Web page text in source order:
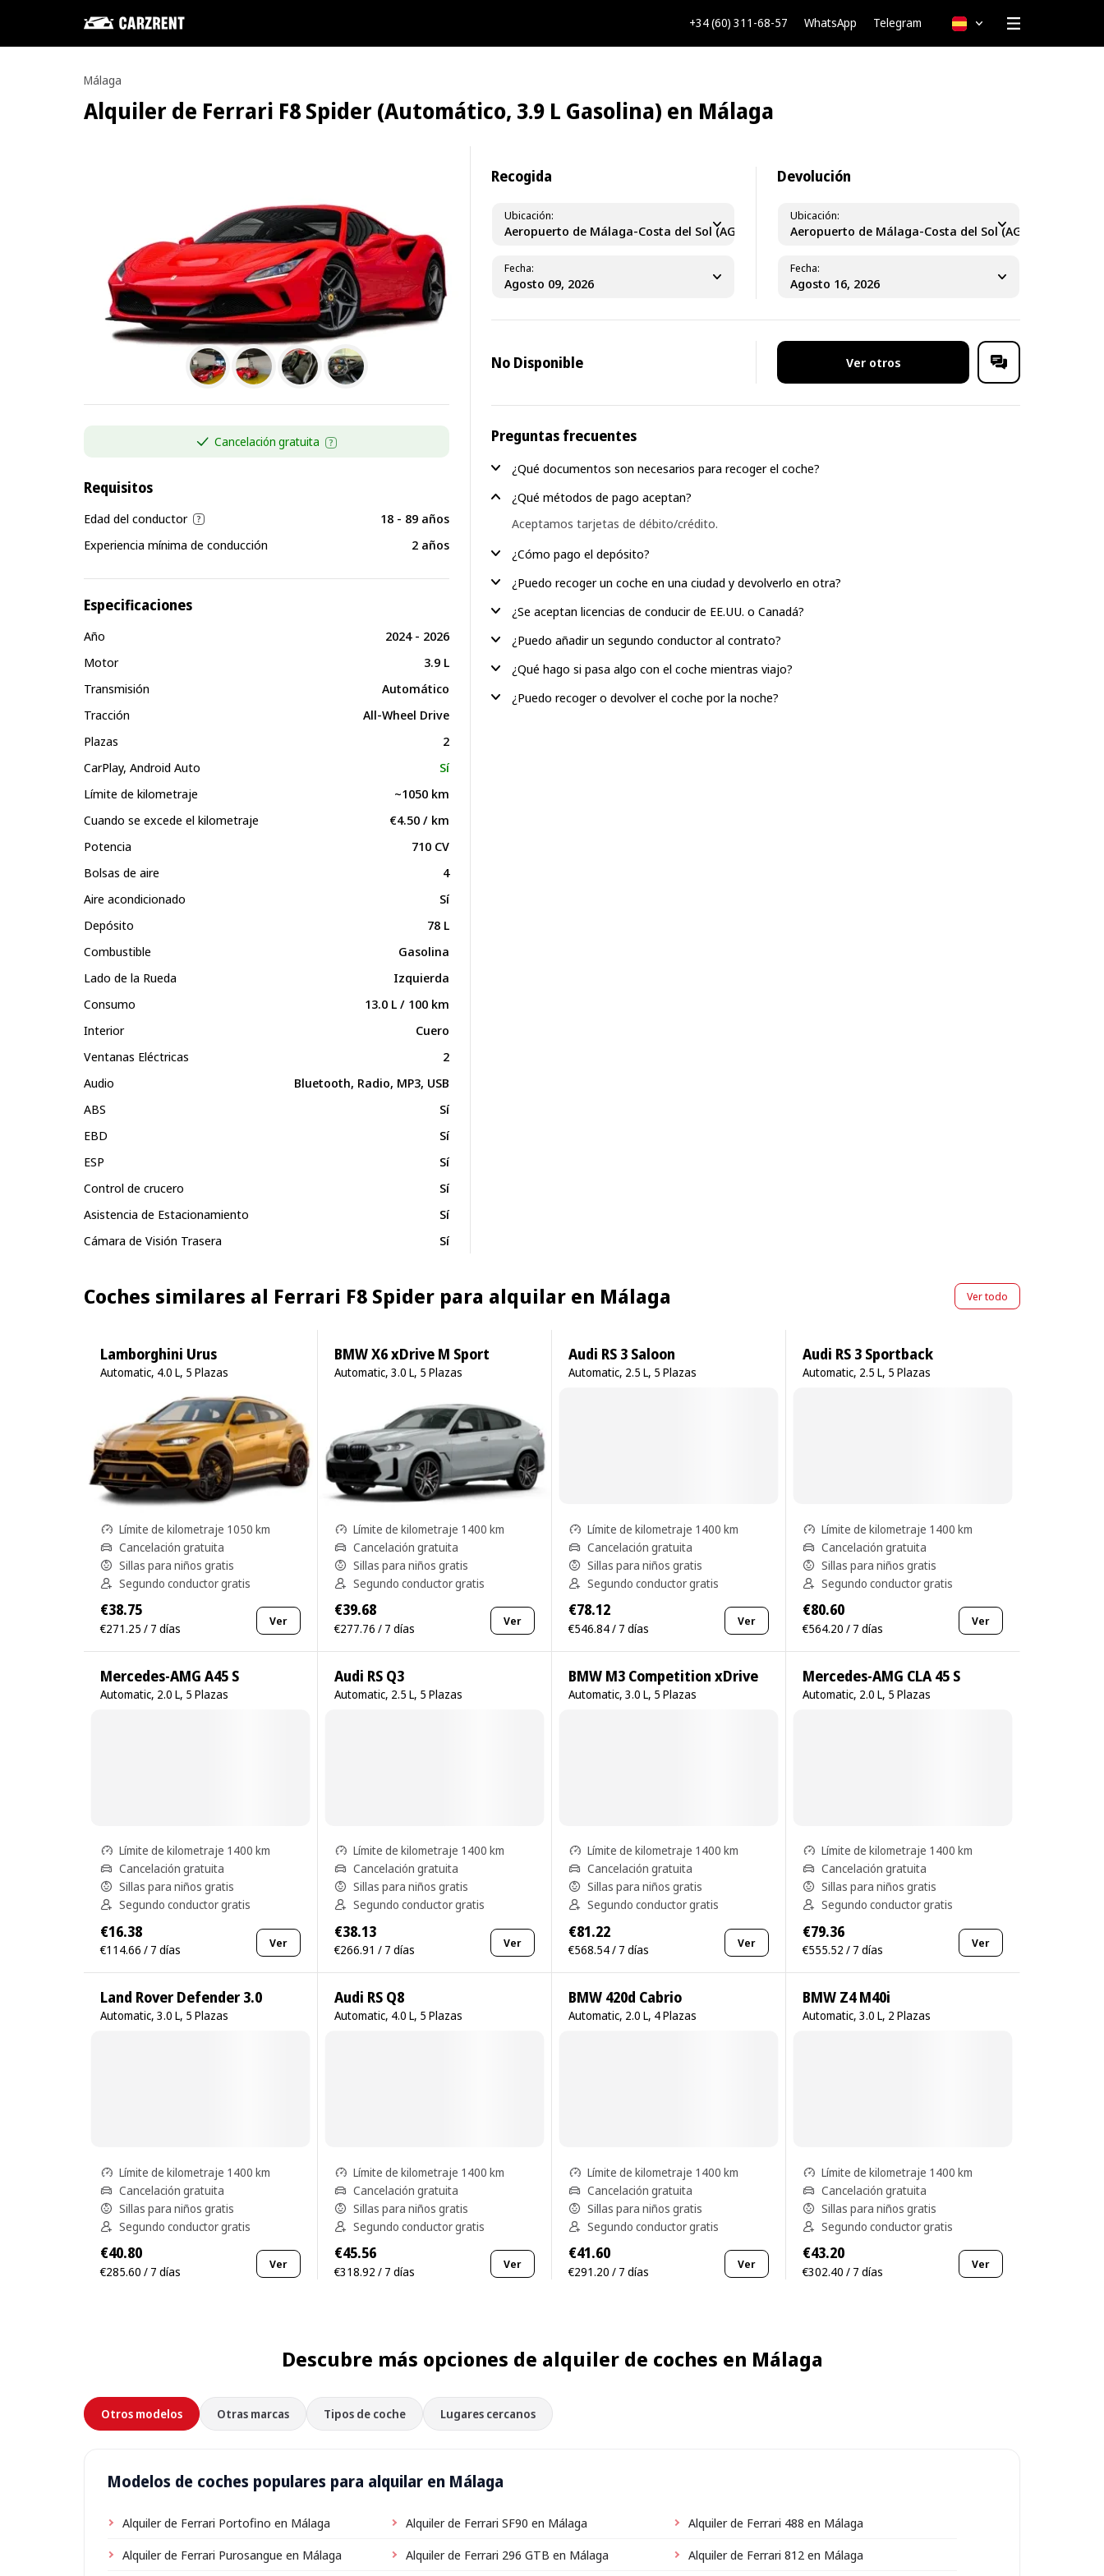
+34 (60) 311-68-57 WhatsApp Telegram Español
Málaga
Alquiler de Ferrari F8 Spider (Automático, 3.9 L Gasolina) en Málaga
Recogida
Aeropuerto de Málaga-Costa del Sol (AGP)
Ubicación
Fecha
Devolución
Aeropuerto de Málaga-Costa del Sol (AGP)
Ubicación
Fecha
No Disponible Ver otros
Cancelación gratuita
Requisitos
Edad del conductor
18 - 89 años
Experiencia mínima de conducción
2 años
Especificaciones
Año
2024 - 2026
Motor
3.9 L
Transmisión
Automático
Tracción
All-Wheel Drive
Plazas
2
CarPlay, Android Auto
Sí
Límite de kilometraje
~1050 km
Cuando se excede el kilometraje
€4.50 / km
Potencia
710 CV
Bolsas de aire
4
Aire acondicionado
Sí
Depósito
78 L
Combustible
Gasolina
Lado de la Rueda
Izquierda
Consumo
13.0 L / 100 km
Interior
Cuero
Ventanas Eléctricas
2
Audio
Bluetooth, Radio, MP3, USB
ABS
Sí
EBD
Sí
ESP
Sí
Control de crucero
Sí
Asistencia de Estacionamiento
Sí
Cámara de Visión Trasera
Sí
Preguntas frecuentes
¿Qué documentos son necesarios para recoger el coche?
¿Qué métodos de pago aceptan?
Aceptamos tarjetas de débito/crédito.
¿Cómo pago el depósito?
¿Puedo recoger un coche en una ciudad y devolverlo en otra?
¿Se aceptan licencias de conducir de EE.UU. o Canadá?
¿Puedo añadir un segundo conductor al contrato?
¿Qué hago si pasa algo con el coche mientras viajo?
¿Puedo recoger o devolver el coche por la noche?
Coches similares al Ferrari F8 Spider para alquilar en Málaga Ver todo
Lamborghini Urus
Automatic, 4.0 L, 5 Plazas
Límite de kilometraje 1050 km
Cancelación gratuita
Sillas para niños gratis
Segundo conductor gratis
€38.75
€271.25 / 7 días Ver
BMW X6 xDrive M Sport
Automatic, 3.0 L, 5 Plazas
Límite de kilometraje 1400 km
Cancelación gratuita
Sillas para niños gratis
Segundo conductor gratis
€39.68
€277.76 / 7 días Ver
Audi RS 3 Saloon
Automatic, 2.5 L, 5 Plazas
Límite de kilometraje 1400 km
Cancelación gratuita
Sillas para niños gratis
Segundo conductor gratis
€78.12
€546.84 / 7 días Ver
Audi RS 3 Sportback
Automatic, 2.5 L, 5 Plazas
Límite de kilometraje 1400 km
Cancelación gratuita
Sillas para niños gratis
Segundo conductor gratis
€80.60
€564.20 / 7 días Ver
Mercedes-AMG A45 S
Automatic, 2.0 L, 5 Plazas
Límite de kilometraje 1400 km
Cancelación gratuita
Sillas para niños gratis
Segundo conductor gratis
€16.38
€114.66 / 7 días Ver
Audi RS Q3
Automatic, 2.5 L, 5 Plazas
Límite de kilometraje 1400 km
Cancelación gratuita
Sillas para niños gratis
Segundo conductor gratis
€38.13
€266.91 / 7 días Ver
BMW M3 Competition xDrive
Automatic, 3.0 L, 5 Plazas
Límite de kilometraje 1400 km
Cancelación gratuita
Sillas para niños gratis
Segundo conductor gratis
€81.22
€568.54 / 7 días Ver
Mercedes-AMG CLA 45 S
Automatic, 2.0 L, 5 Plazas
Límite de kilometraje 1400 km
Cancelación gratuita
Sillas para niños gratis
Segundo conductor gratis
€79.36
€555.52 / 7 días Ver
Land Rover Defender 3.0
Automatic, 3.0 L, 5 Plazas
Límite de kilometraje 1400 km
Cancelación gratuita
Sillas para niños gratis
Segundo conductor gratis
€40.80
€285.60 / 7 días Ver
Audi RS Q8
Automatic, 4.0 L, 5 Plazas
Límite de kilometraje 1400 km
Cancelación gratuita
Sillas para niños gratis
Segundo conductor gratis
€45.56
€318.92 / 7 días Ver
BMW 420d Cabrio
Automatic, 2.0 L, 4 Plazas
Límite de kilometraje 1400 km
Cancelación gratuita
Sillas para niños gratis
Segundo conductor gratis
€41.60
€291.20 / 7 días Ver
BMW Z4 M40i
Automatic, 3.0 L, 2 Plazas
Límite de kilometraje 1400 km
Cancelación gratuita
Sillas para niños gratis
Segundo conductor gratis
€43.20
€302.40 / 7 días Ver
Descubre más opciones de alquiler de coches en Málaga
Otros modelos Otras marcas Tipos de coche Lugares cercanos
Modelos de coches populares para alquilar en Málaga
Alquiler de Ferrari Portofino en Málaga Alquiler de Ferrari SF90 en Málaga
Alquiler de Ferrari 488 en Málaga
Alquiler de Ferrari Purosangue en Málaga
Alquiler de Ferrari 296 GTB en Málaga Alquiler de Ferrari 812 en Málaga